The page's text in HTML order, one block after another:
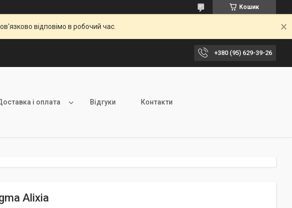
Кошик
відповімо в робочий час.
+380 (95) 629-39-26
і оплата Відгуки Контакти
Alixia